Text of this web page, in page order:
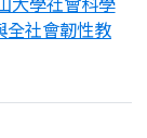
全社會韌性教